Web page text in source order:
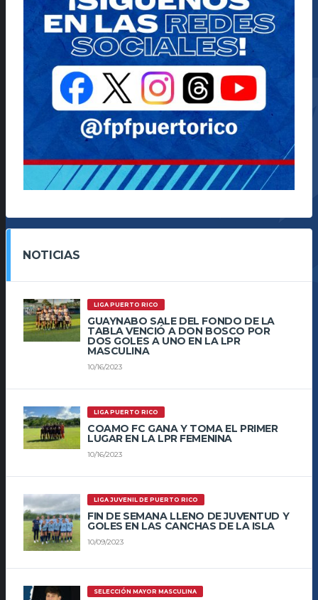
NOTICIAS
LIGA PUERTO RICO
GUAYNABO SALE DEL FONDO DE LA
TABLA VENCIÓ A DON BOSCO POR
DOS GOLES A UNO EN LA LPR
MASCULINA
10/16/2023
LIGA PUERTO RICO
COAMO FC GANA Y TOMA EL PRIMER
LUGAR EN LA LPR FEMENINA
10/16/2023
LIGA JUVENIL DE PUERTO RICO
FIN DE SEMANA LLENO DE JUVENTUD Y
GOLES EN LAS CANCHAS DE LA ISLA
10/09/2023
SELECCIÓN MAYOR MASCULINA